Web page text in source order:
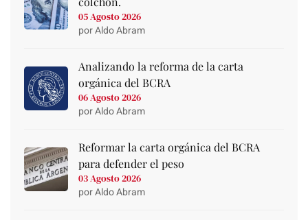
05 Agosto 2026
por Aldo Abram
Analizando la reforma de la carta
orgánica del BCRA
06 Agosto 2026
por Aldo Abram
Reformar la carta orgánica del BCRA
para defender el peso
03 Agosto 2026
por Aldo Abram